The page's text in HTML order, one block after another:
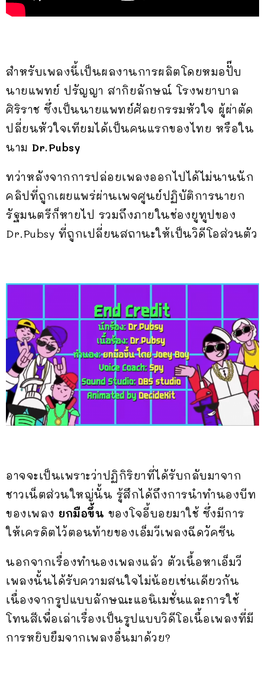
สำหรับเพลงนี้เป็นผลงานการผลิตโดยหมอปั๊บ
นายแพทย์ ปรัญญา สากิยลักษณ์ โรงพยาบาล
ศิริราช ซึ่งเป็นนายแพทย์ศัลยกรรมหัวใจ ผู้ผ่าตัด
ปลี่ยนหัวใจเทียมได้เป็นคนแรกของไทย หรือใน
นาม Dr.Pubsy
ทว่าหลังจากการปล่อยเพลงออกไปได้ไม่นานนัก
คลิปที่ถูกเผยแพร่ผ่านเพจศูนย์ปฏิบัติการนายก
รัฐมนตรีก็หายไป รวมถึงภายในช่องยูทูปของ
Dr.Pubsy ที่ถูกเปลี่ยนสถานะให้เป็นวิดีโอส่วนตัว
อาจจะเป็นเพราะว่าปฏิกิริยาที่ได้รับกลับมาจาก
ชาวเน็ตส่วนใหญ่นั้น รู้สึกได้ถึงการนำทำนองบีท
ของเพลง ยกมือขึ้น ของโจอี้บอยมาใช้ ซึ่งมีการ
ให้เครดิตไว้ตอนท้ายของเอ็มวีเพลงฉีดวัคซีน
นอกจากเรื่องทำนองเพลงแล้ว ตัวเนื้อหาเอ็มวี
เพลงนั้นได้รับความสนใจไม่น้อยเช่นเดียวกัน
เนื่องจากรูปแบบลักษณะแอนิเมชั่นและการใช้
โทนสีเพื่อเล่าเรื่องเป็นรูปแบบวิดีโอเนื้อเพลงที่มี
การหยิบยืมจากเพลงอื่นมาด้วย?